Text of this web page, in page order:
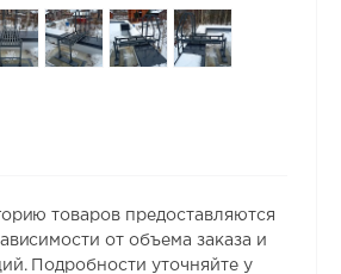
товаров предоставляются
от объема заказа и
Подробности уточняйте у